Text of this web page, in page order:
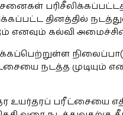
தினத்தில்
எனவும் கல்வி
நடத்த முடியும்
உயர்தரப் பரீட்சையை